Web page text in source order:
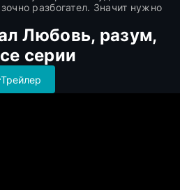
разбогател. Значит нужно
Любовь, разум,
серии
Трейлер